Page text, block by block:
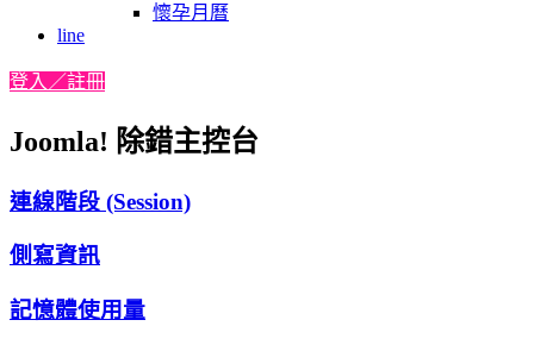
懷孕月曆
line
登入／註冊
Joomla! 除錯主控台
連線階段 (Session)
側寫資訊
記憶體使用量